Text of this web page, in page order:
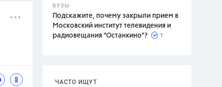
ВУЗЫ
Подскажите, почему закрыли прием в
Московский институт телевидения и
радиовещания "Останкино"?
1
ЧАСТО ИЩУТ